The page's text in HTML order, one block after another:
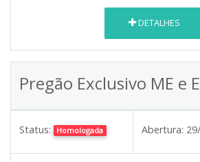
DETALHES
Pregão Exclusivo ME e
Status: Homologada Abertura: